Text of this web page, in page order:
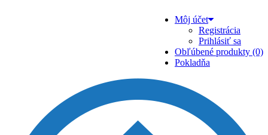
Môj účet
Registrácia
Prihlásiť sa
Obľúbené produkty (0)
Pokladňa